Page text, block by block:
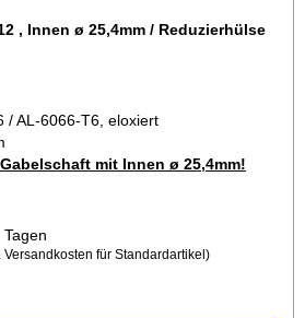
, Innen ø 25,4mm / Reduzierhülse
/ AL-6066-T6, eloxiert
mit Innen ø 25,4mm!
Versandkosten für Standardartikel )